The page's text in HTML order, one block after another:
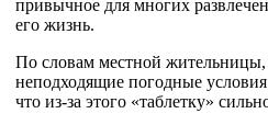
привычное для многих
его жизнь.
По словам местной
неподходящие погодные
что из-за этого «таблетку»